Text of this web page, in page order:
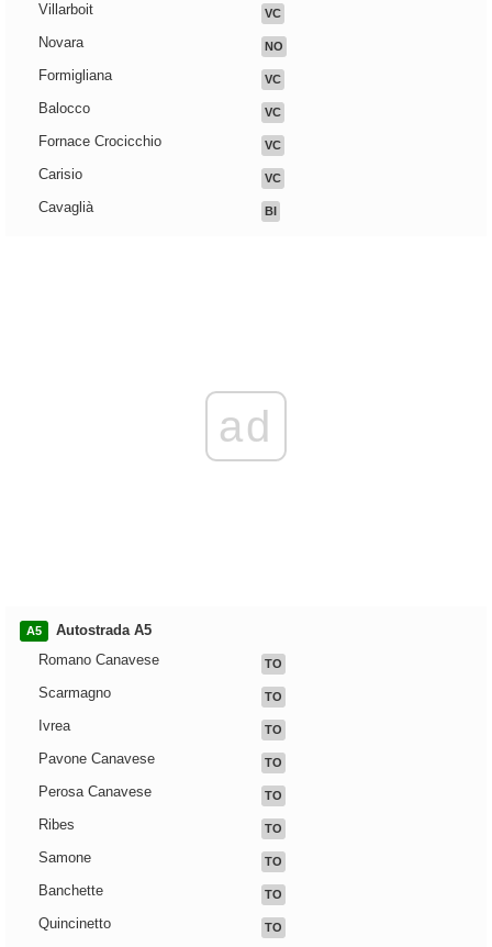
Villarboit VC
Novara NO
Formigliana VC
Balocco VC
Fornace Crocicchio VC
Carisio VC
Cavaglià BI
ad
A5
Autostrada A5
Romano Canavese
TO
Scarmagno TO
Ivrea TO
Pavone Canavese TO
Perosa Canavese TO
Ribes TO
Samone TO
Banchette TO
Quincinetto TO